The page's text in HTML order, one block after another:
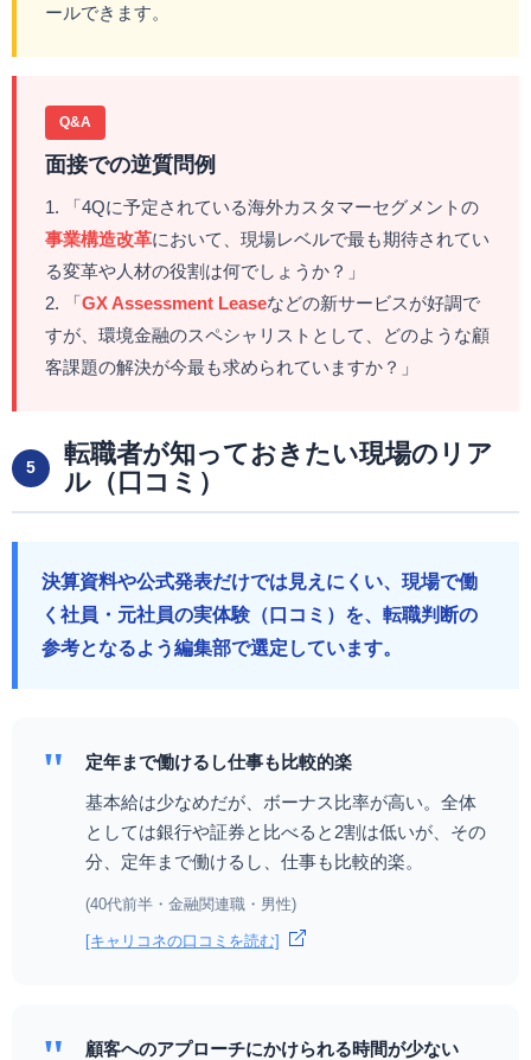
ールできます。
Q&A
面接での逆質問例
1. 「4Qに予定されている海外カスタマーセグメントの
事業構造改革において、現場レベルで最も期待されてい
る変革や人材の役割は何でしょうか？」
2. 「GX Assessment Leaseなどの新サービスが好調で
すが、環境金融のスペシャリストとして、どのような顧
客課題の解決が今最も求められていますか？」
5
転職者が知っておきたい現場のリア
ル（口コミ）
決算資料や公式発表だけでは見えにくい、現場で働
く社員・元社員の実体験（口コミ）を、転職判断の
参考となるよう編集部で選定しています。
"
定年まで働けるし仕事も比較的楽
基本給は少なめだが、ボーナス比率が高い。全体
としては銀行や証券と比べると2割は低いが、その
分、定年まで働けるし、仕事も比較的楽。
(40代前半・金融関連職・男性)
[キャリコネの口コミを読む]
顧客へのアプローチにかけられる時間が少ない